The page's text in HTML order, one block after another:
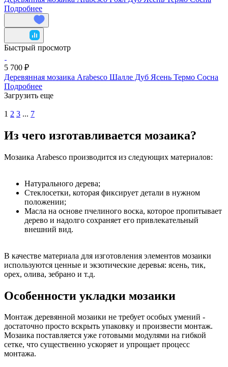
Подробнее
Быстрый просмотр
5 700 ₽
Деревянная мозаика Arabesco Шалле Дуб Ясень Термо Сосна
Подробнее
Загрузить еще
1 2 3 ... 7
Из чего изготавливается мозаика?
Мозаика Arabesco производится из следующих материалов:
Натурального дерева;
Стеклосетки, которая фиксирует детали в нужном
положении;
Масла на основе пчелиного воска, которое пропитывает
дерево и надолго сохраняет его привлекательный
внешний вид.
В качестве материала для изготовления элементов мозаики
используются ценные и экзотические деревья: ясень, тик,
орех, олива, зебрано и т.д.
Особенности укладки мозаики
Монтаж деревянной мозаики не требует особых умений -
достаточно просто вскрыть упаковку и произвести монтаж.
Мозаика поставляется уже готовыми модулями на гибкой
сетке, что существенно ускоряет и упрощает процесс
монтажа.